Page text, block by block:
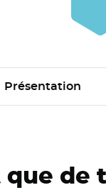
Présentation
que de